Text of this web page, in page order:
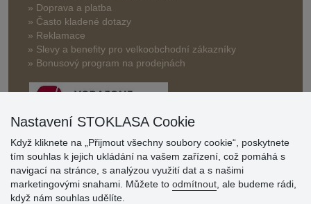
» Doprava a platba
» Často kladené dotazy
» Reklamace
» Slevy a benefity pro velkoobchodní zákazníky
» Bonusový program na prodejnách
Hodnocení
zákazníků
Nastavení STOKLASA Cookie
Když kliknete na „Přijmout všechny soubory cookie“, poskytnete
tím souhlas k jejich ukládání na vašem zařízení, což pomáhá s
navigací na stránce, s analýzou využití dat a s našimi
marketingovými snahami. Můžete to odmítnout , ale budeme rádi,
když nám souhlas udělíte.